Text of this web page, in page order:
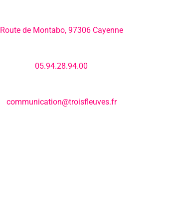
Route de Montabo, 97306 Cayenne
05.94.28.94.00
communication@troisfleuves.fr